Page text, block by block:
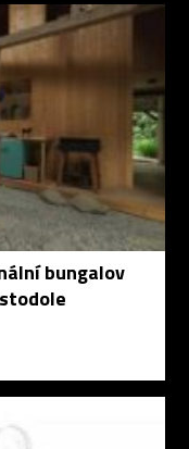
bungalov